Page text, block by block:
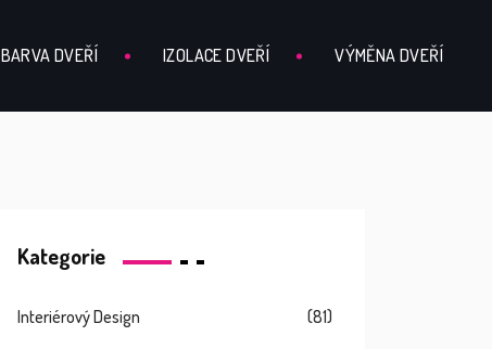
BARVA DVEŘÍ IZOLACE DVEŘÍ VÝMĚNA DVEŘÍ
Kategorie
Interiérový Design (81)